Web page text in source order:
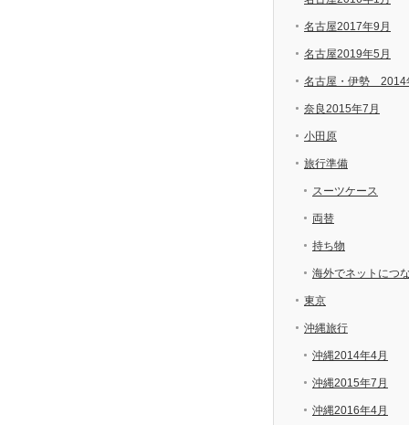
名古屋2017年9月
名古屋2019年5月
名古屋・伊勢 2014
奈良2015年7月
小田原
旅行準備
スーツケース
両替
持ち物
海外でネットにつ
東京
沖縄旅行
沖縄2014年4月
沖縄2015年7月
沖縄2016年4月